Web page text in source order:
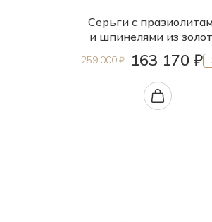
Шпинель природная
Серьги с
и шпинелями из
259 000 ₽ 163 170 ₽